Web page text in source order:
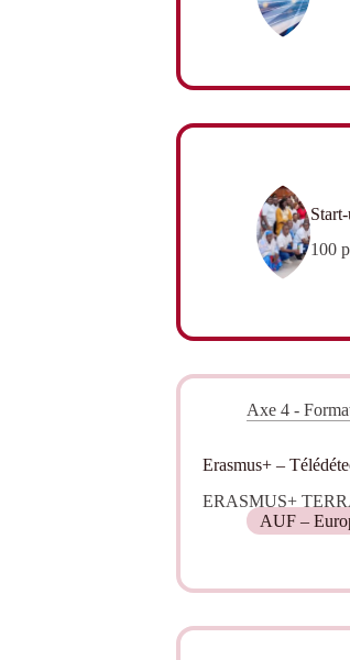
100
Axe 4 -
Erasmus+ –
ERASMUS+
AUF –